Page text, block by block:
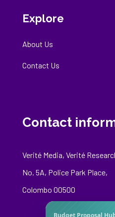
Explore
About Us
Contact Us
Contact
Verité Media, Verité
No. 5A, Police Park Place,
Colombo 00500
Budget Proposal